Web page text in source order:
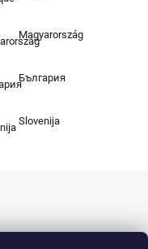
Magyarország
България
Slovenija